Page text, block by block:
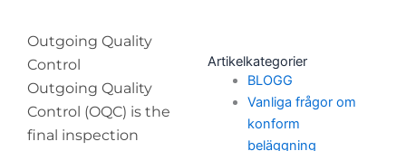
Outgoing Quality
Control
Outgoing Quality
Control (OQC) is the
final inspection
Artikelkategorier
BLOGG
Vanliga frågor om
konform
beläggning